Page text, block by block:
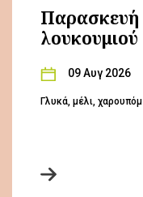
Παρασκευή
λουκουμιού
09 Αυγ 2026
Γλυκά, μέλι,